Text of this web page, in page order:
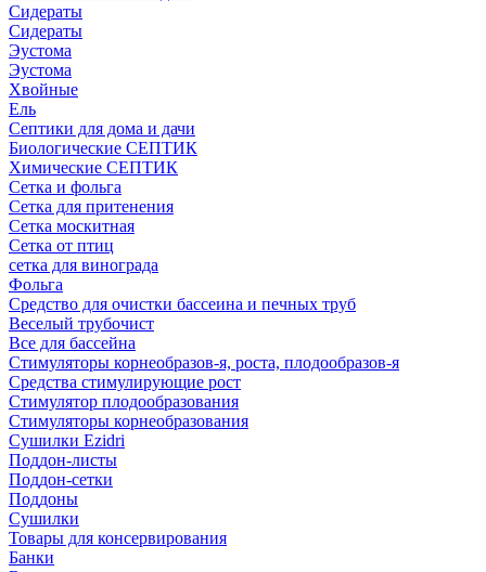
Сидераты
Сидераты
Эустома
Эустома
Хвойные
Ель
Септики для дома и дачи
Биологические СЕПТИК
Химические СЕПТИК
Сетка и фольга
Сетка для притенения
Сетка москитная
Сетка от птиц
сетка для винограда
Фольга
Средство для очистки бассеина и печных труб
Веселый трубочист
Все для бассейна
Стимуляторы корнеобразов-я, роста, плодообразов-я
Средства стимулирующие рост
Стимулятор плодообразования
Стимуляторы корнеобразования
Сушилки Ezidri
Поддон-листы
Поддон-сетки
Поддоны
Сушилки
Товары для консервирования
Банки